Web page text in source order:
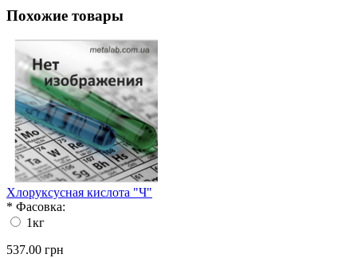
Похожие товары
Хлоруксусная кислота "Ч"
* Фасовка:
1кг
537.00 грн